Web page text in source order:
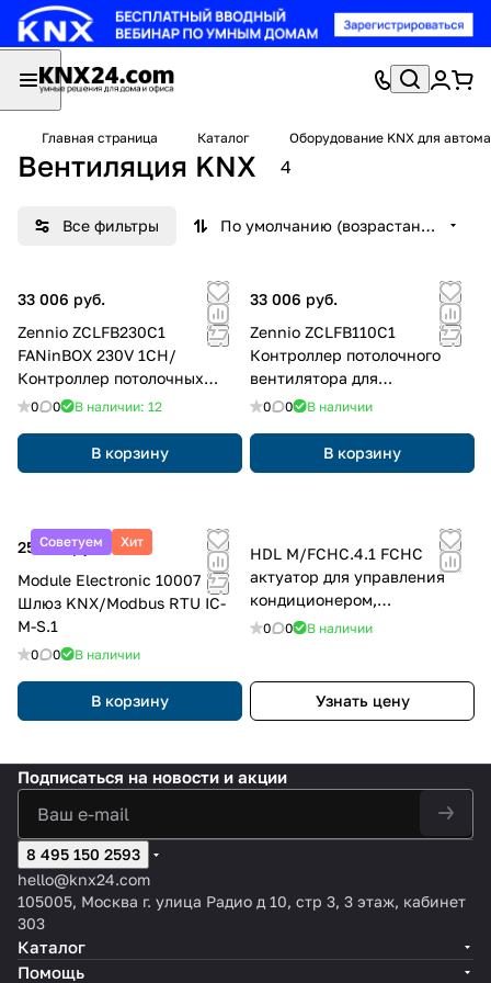
Главная страница Каталог Оборудование KNX для
Вентиляция KNX 4
Все фильтры По умолчанию (возрастание)
33 006 руб.
Zennio ZCLFB230C1
FANinBOX 230V 1CH/
Контроллер потолочных
вентиляторов KNX, 1 канал,
0 0 В наличии: 12
В корзину
33 006 руб.
Zennio ZCLFB110C1
Контроллер потолочного
вентилятора для
вентиляторных установок с
переменного тока FANinBOX
110V 1CH
0 0 В наличии
В корзину
Советуем Хит
25 500 руб.
Module Electronic 10007
Шлюз KNX/Modbus RTU IC-
M-S.1
0 0 В наличии
В корзину
HDL M/FCHC.4.1 FCHC
актуатор для управления
кондиционером,
вентиляторами,
0 0 В наличии
Узнать цену
Подписаться на новости и акции
8 495 150 2593
hello@knx24.com
105005, Москва г. улица Радио д 10, стр 3, 3 этаж, кабинет
303
Каталог
Помощь